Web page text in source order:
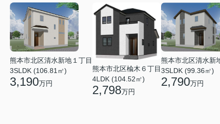
熊本市北区清水新地１丁目
3SLDK (106.81㎡)
3,190万円
熊本市北区楡木６丁目
4LDK (104.52㎡)
2,798万円
熊本市北区清水新
3SLDK (99.36㎡)
2,790万円